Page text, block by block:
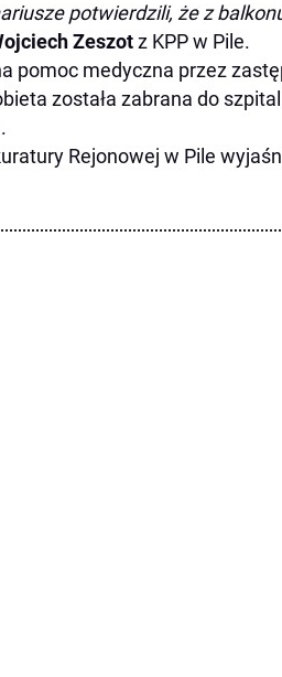
potwierdzili, że z
Zeszotz KPP w Pile.
pomoc medyczna przez
została zabrana do
Rejonowej w Pile